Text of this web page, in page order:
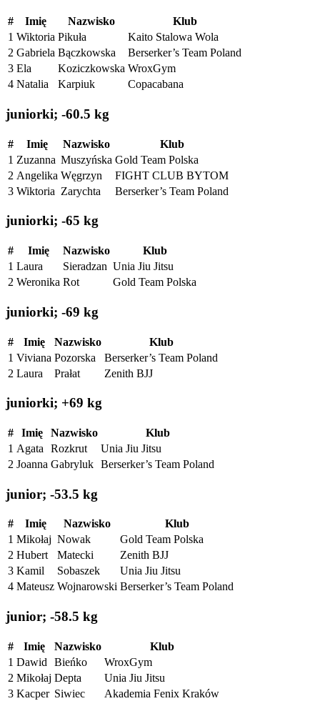
# Imię Nazwisko
Klub
1 Wiktoria Pikuła
Kaito Stalowa Wola
2 Gabriela Bączkowska
Berserker’s Team Poland
3 Ela Koziczkowska WroxGym
4 Natalia Karpiuk Copacabana
juniorki; -60.5 kg
# Imię Nazwisko
Klub
1 Zuzanna Muszyńska Gold Team Polska
2 Angelika Węgrzyn
FIGHT CLUB BYTOM
3 Wiktoria Zarychta Berserker’s Team Poland
juniorki; -65 kg
# Imię Nazwisko
Klub
1 Laura Sieradzan Unia Jiu Jitsu
2 Weronika Rot Gold Team Polska
juniorki; -69 kg
# Imię Nazwisko
Klub
1 Viviana Pozorska
Berserker’s Team Poland
2 Laura Prałat Zenith BJJ
juniorki; +69 kg
# Imię Nazwisko
Klub
1 Agata Rozkrut
Unia Jiu Jitsu
2 Joanna Gabryluk Berserker’s Team Poland
junior; -53.5 kg
# Imię Nazwisko
Klub
1 Mikołaj Nowak
Gold Team Polska
2 Hubert Matecki
Zenith BJJ
3 Kamil Sobaszek
Unia Jiu Jitsu
4 Mateusz Wojnarowski Berserker’s Team Poland
junior; -58.5 kg
# Imię Nazwisko
Klub
1 Dawid Bieńko
WroxGym
2 Mikołaj Depta
Unia Jiu Jitsu
3 Kacper Siwiec Akademia Fenix Kraków